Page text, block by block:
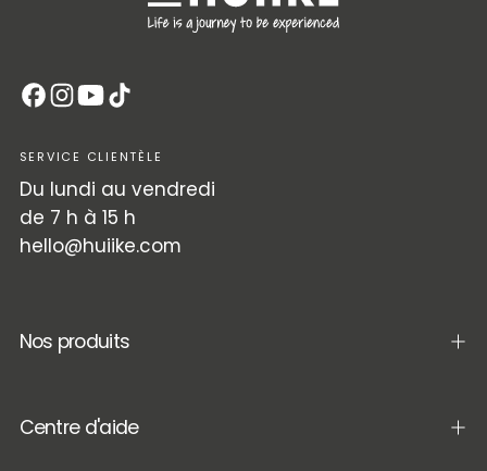
SERVICE CLIENTÈLE
Du lundi au vendredi
de 7 h à 15 h
hello@huiike.com
Nos produits
Centre d'aide